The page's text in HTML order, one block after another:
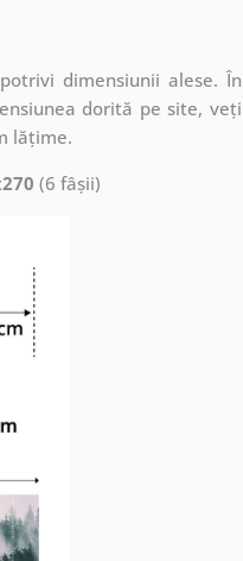
dimensiunii alese. În
dorită pe site, veți
lățime.
(6 fâșii)